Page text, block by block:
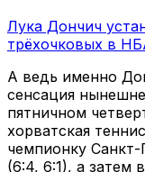
Лука Дончич
трёхочковых в
А ведь именно
сенсация
пятничном
хорватская
чемпионку Санкт-
(6:4, 6:1), а затем